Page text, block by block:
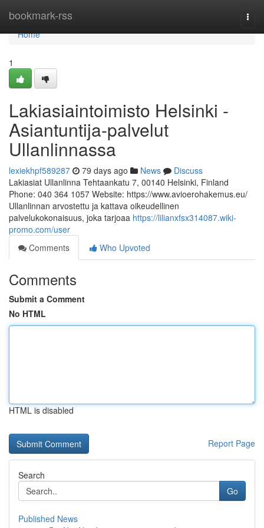
bookmark-rss
Home
Home
1
Lakiasiaintoimisto Helsinki -
Asiantuntija-palvelut
Ullanlinnassa
lexiekhpf589287 79 days ago News
Discuss
Lakiasiat Ullanlinna Tehtaankatu 7, 00140 Helsinki, Finland
Phone: 040 364 1057 Website: https://www.avioerohakemus.eu/
Ullanlinnan arvostettu ja kattava oikeudellinen
palvelukokonaisuus, joka tarjoaa https://lilianxfsx314087.wiki-
promo.com/user
Comments
Who Upvoted
Comments
Submit a Comment
No HTML
HTML is disabled
Report Page
Search
Go
Published News